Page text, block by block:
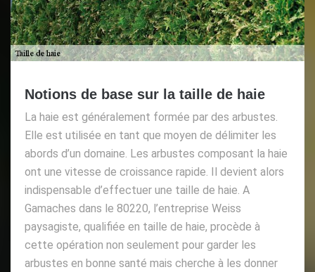
Notions de base sur la taille de haie
La haie est généralement formée par des arbustes.
Elle est utilisée en tant que moyen de délimiter les
abords d’un domaine. Les arbustes composant la haie
ont une vitesse de croissance rapide. Il devient alors
indispensable d’effectuer une taille de haie. A
Gamaches dans le 80220, l’entreprise Weiss
paysagiste, qualifiée en taille de haie, procède à
cette opération non seulement pour garder les
arbustes en bonne santé mais cherche à les donner